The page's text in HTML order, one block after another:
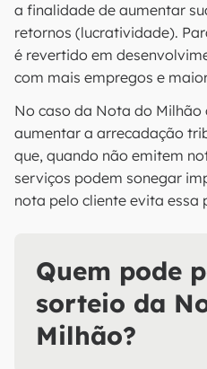
a finalidade de aumentar
retornos (lucratividade).
é revertido em
com mais empregos e
No caso da Nota do
aumentar a arrecadação
que, quando não emitem
serviços podem sonegar
nota pelo cliente evita essa
Quem pode
sorteio da
Milhão?